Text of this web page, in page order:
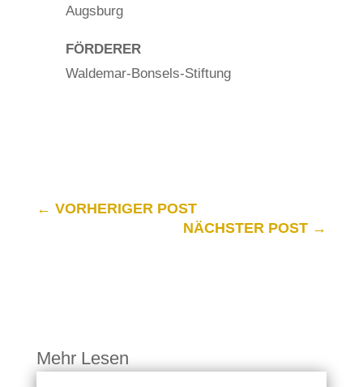
Augsburg
FÖRDERER
Waldemar-Bonsels-Stiftung
← VORHERIGER POST
NÄCHSTER POST →
Mehr Lesen